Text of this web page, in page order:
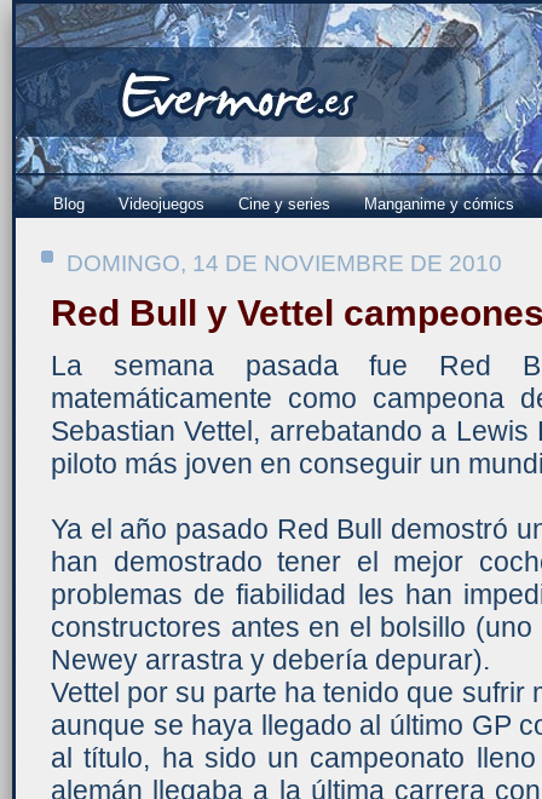
Blog Videojuegos Cine y series Manganime y cómics
DOMINGO, 14 DE NOVIEMBRE DE 2010
Red Bull y Vettel
La semana pasada fue Red
matemáticamente como campeona
Sebastian Vettel, arrebatando a
piloto más joven en conseguir un
Ya el año pasado Red Bull demostró
han demostrado tener el mejor
problemas de fiabilidad les han
constructores antes en el bolsillo
Newey arrastra y debería depurar).
Vettel por su parte ha tenido que sufrir
aunque se haya llegado al último GP
al título, ha sido un campeonato
alemán llegaba a la última carrera